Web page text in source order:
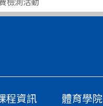
程資訊 體育學院